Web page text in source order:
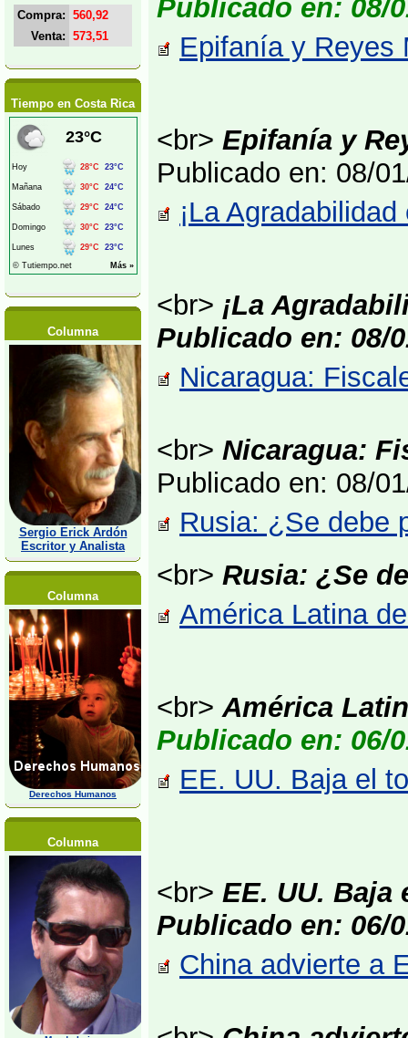
Compra: 560,92
Venta: 573,51
Tiempo en Costa Rica
Columna
Sergio Erick Ardón
Escritor y Analista
Columna
Derechos Humanos
Columna
Publicado en: 08/
Epifanía y Reyes
<br> Epifanía y
Publicado en: 08/
¡La
<br> ¡La
Publicado en: 08/
Nicaragua:
<br> Nicaragua:
Publicado en: 08/
Rusia: ¿Se debe
<br> Rusia: ¿Se
América Latina
<br>América
Publicado en: 06/
EE. UU. Baja el
<br> EE. UU.
Publicado en: 06/
China advierte a